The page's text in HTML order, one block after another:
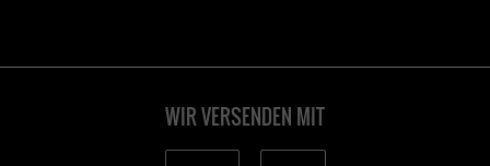
WIR VERSENDEN MIT